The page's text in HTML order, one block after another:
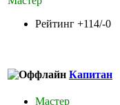
Рейтинг +114/-0
Капитан
Мастер